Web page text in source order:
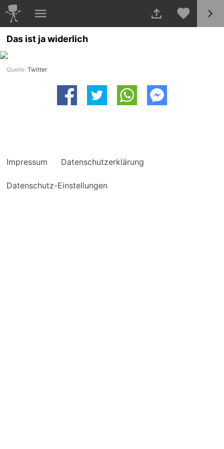
Das ist ja widerlich
Quelle:Twitter
Impressum Datenschutzerklärung
Datenschutz-Einstellungen